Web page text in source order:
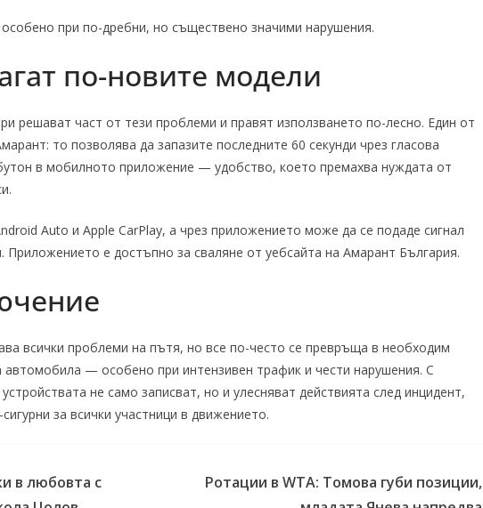
при по-дребни, но съществено значими нарушения.
по-новите модели
решават част от тези проблеми и правят използването по-лесно. Един от
то позволява да запазите последните 60 секунди чрез гласова
в мобилното приложение — удобство, което премахва нуждата от
Auto и Apple CarPlay, а чрез приложението може да се подаде сигнал
Приложението е достъпно за сваляне от уебсайта на Амарант България.
всички проблеми на пътя, но все по-често се превръща в необходим
— особено при интензивен трафик и чести нарушения. С
не само записват, но и улесняват действията след инцидент,
за всички участници в движението.
в любовта с
Ротации в WTA: Томова губи позиции,